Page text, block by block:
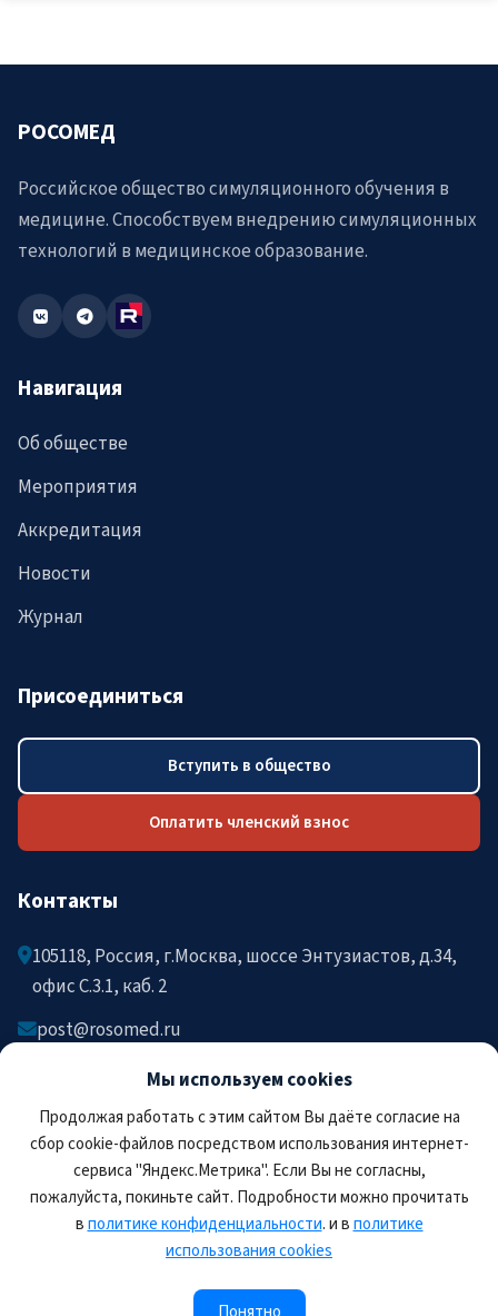
Мы используем cookies
Продолжая работать с этим сайтом Вы даёте согласие на
сбор cookie-файлов посредством использования интернет-
сервиса "Яндекс.Метрика". Если Вы не согласны,
пожалуйста, покиньте сайт. Подробности можно прочитать
вполитике конфиденциальности. и вполитике
использования cookies
РОСОМЕД
Российское общество симуляционного обучения в
медицине. Способствуем внедрению симуляционных
технологий в медицинское образование.
Навигация
Об обществе
Мероприятия
Аккредитация
Новости
Журнал
Присоединиться
Вступить в общество
Оплатить членский взнос
Контакты
105118, Россия, г.Москва, шоссе Энтузиастов, д.34,
офис C.3.1, каб. 2
post@rosomed.ru
+7-903-729-09-87
+7-910-880-36-92
Правила пользования сайтом